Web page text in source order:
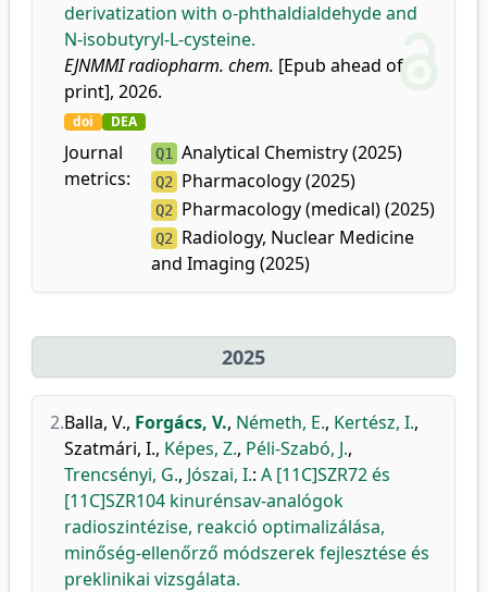
derivatization with o-phthaldialdehyde and
N-isobutyryl-L-cysteine.
EJNMMI radiopharm. chem. [Epub ahead of
print], 2026.
doi DEA
Journal
metrics:
Q1 Analytical Chemistry (2025)
Q2 Pharmacology (2025)
Q2 Pharmacology (medical) (2025)
Q2 Radiology, Nuclear Medicine
and Imaging (2025)
2025
2.Balla, V., Forgács, V., Németh, E., Kertész, I.,
Szatmári, I., Képes, Z., Péli-Szabó, J.,
Trencsényi, G., Jószai, I.: A [11C]SZR72 és
[11C]SZR104 kinurénsav-analógok
radioszintézise, reakció optimalizálása,
minőség-ellenőrző módszerek fejlesztése és
preklinikai vizsgálata.